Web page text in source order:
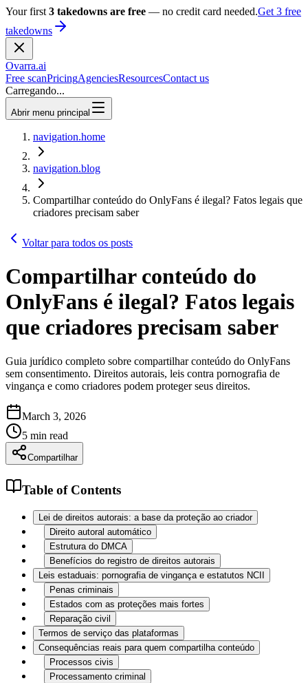
Your first 3 takedowns are free — no credit card needed.Get 3 free
takedowns
Ovarra.ai
Free scanPricingAgenciesResourcesContact us
Carregando...
Abrir menu principal
navigation.home
navigation.blog
Compartilhar conteúdo do OnlyFans é ilegal? Fatos legais que
criadores precisam saber
Voltar para todos os posts
Compartilhar conteúdo do
OnlyFans é ilegal? Fatos legais
que criadores precisam saber
Guia jurídico completo sobre compartilhar conteúdo do OnlyFans
sem consentimento. Direitos autorais, leis contra pornografia de
vingança e como criadores podem proteger seus direitos.
March 3, 2026
5 min read
Compartilhar
Table of Contents
Lei de direitos autorais: a base da proteção ao criador
Direito autoral automático
Estrutura do DMCA
Benefícios do registro de direitos autorais
Leis estaduais: pornografia de vingança e estatutos NCII
Penas criminais
Estados com as proteções mais fortes
Reparação civil
Termos de serviço das plataformas
Consequências reais para quem compartilha conteúdo
Processos civis
Processamento criminal